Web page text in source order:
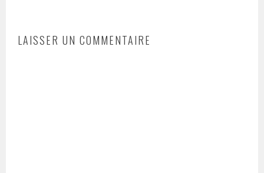
LAISSER UN COMMENTAIRE